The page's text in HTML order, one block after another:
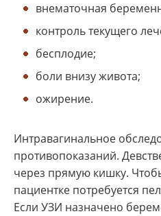
внематочная
контроль текущего
бесплодие;
боли внизу живота;
ожирение.
Интравагинальное
противопоказаний.
через прямую кишку.
пациентке потребуется
Если УЗИ назначено